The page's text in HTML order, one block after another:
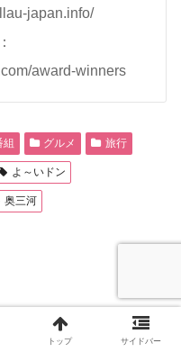
japan.info/
award-winners
組 グルメ 旅行
よ～いドン
奥三河
トップ サイドバー